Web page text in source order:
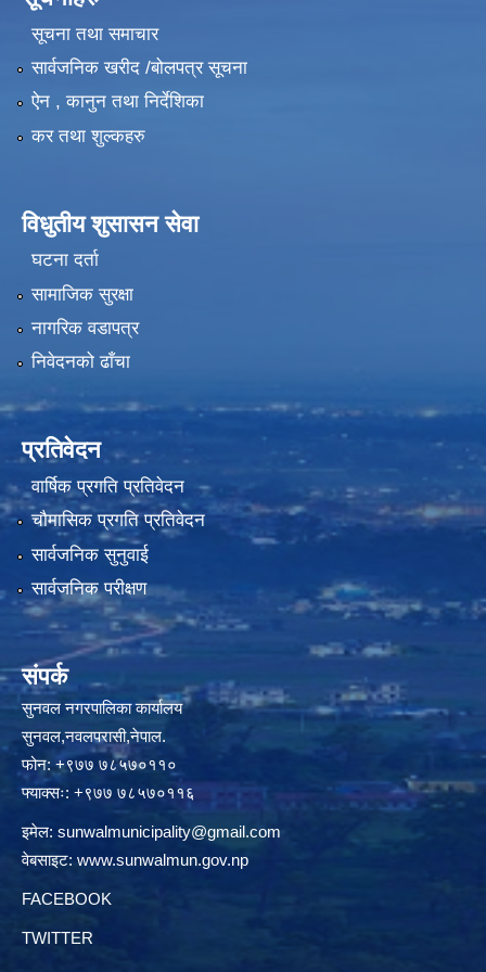
सूचना तथा समाचार
सार्वजनिक खरीद /बोलपत्र सूचना
ऐन , कानुन तथा निर्देशिका
कर तथा शुल्कहरु
विधुतीय शुसासन सेवा
घटना दर्ता
सामाजिक सुरक्षा
नागरिक वडापत्र
निवेदनको ढाँचा
प्रतिवेदन
वार्षिक प्रगति प्रतिवेदन
चौमासिक प्रगति प्रतिवेदन
सार्वजनिक सुनुवाई
सार्वजनिक परीक्षण
संपर्क
सुनवल नगरपालिका कार्यालय
सुनवल,नवलपरासी,नेपाल.
फोन: +९७७ ७८५७०११०
फ्याक्सः: +९७७ ७८५७०११६
इमेल: sunwalmunicipality@gmail.com
वेबसाइट: www.sunwalmun.gov.np
FACEBOOK
TWITTER